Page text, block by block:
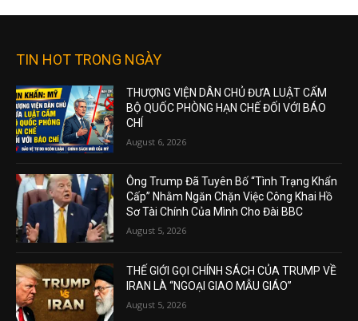
TIN HOT TRONG NGÀY
THƯỢNG VIỆN DÂN CHỦ ĐƯA LUẬT CẤM
BỘ QUỐC PHÒNG HẠN CHẾ ĐỐI VỚI BÁO
CHÍ
August 6, 2026
Ông Trump Đã Tuyên Bố “Tình Trạng Khẩn
Cấp” Nhằm Ngăn Chặn Việc Công Khai Hồ
Sơ Tài Chính Của Mình Cho Đài BBC
August 5, 2026
THẾ GIỚI GỌI CHÍNH SÁCH CỦA TRUMP VỀ
IRAN LÀ “NGOẠI GIAO MẪU GIÁO”
August 5, 2026